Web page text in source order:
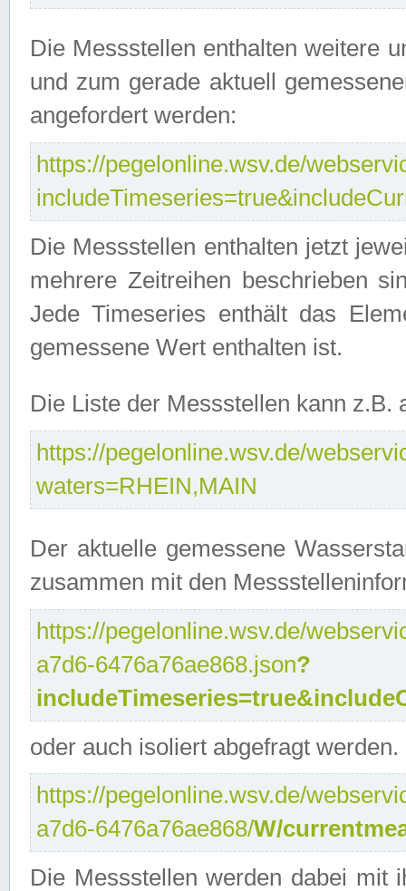
Die Messstellen enthalten weitere
und zum gerade aktuell
angefordert werden:
https://pegelonline.wsv.de/
Die Messstellen enthalten jetzt
mehrere Zeitreihen beschrieben
Jede Timeseries enthält das
gemessene Wert enthalten ist.
Die Liste der Messstellen kann
https://pegelonline.wsv.de/
waters=RHEIN,MAIN
Der aktuelle gemessene
zusammen mit den
https://pegelonline.wsv.de/
a7d6-6476a76ae868.json?
oder auch isoliert abgefragt werden.
https://pegelonline.wsv.de/
a7d6-6476a76ae868/W/
Die Messstellen werden dabei mit